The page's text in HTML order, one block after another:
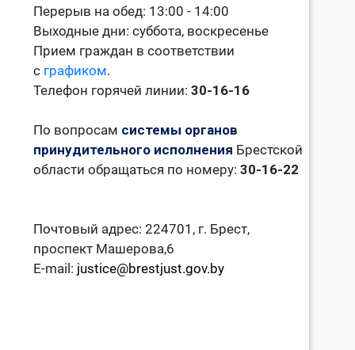
Перерыв на обед: 13:00 - 14:00
Выходные дни: суббота, воскресенье
Прием граждан в соответствии
с графиком.
Телефон горячей линии: 30-16-16
По вопросам системы органов
принудительного исполнения Брестской
области обращаться по номеру: 30-16-22
Почтовый адрес: 224701, г. Брест,
проспект Машерова,6
E-mail: justice@brestjust.gov.by